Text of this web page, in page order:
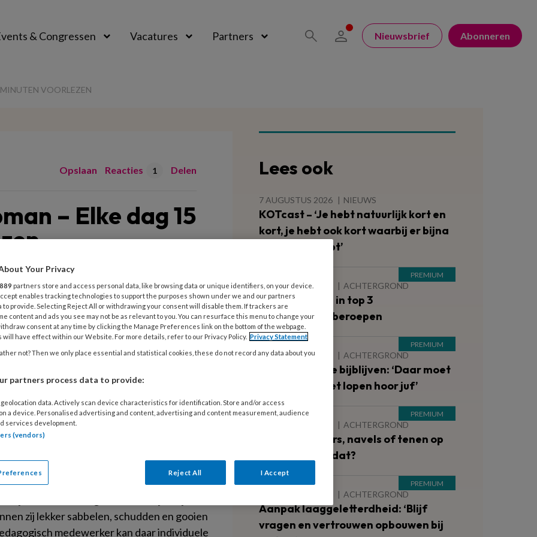
& Congressen Vacatures Partners Nieuwsbrief Abonneren
VOORLEZEN
Opslaan Reacties 1 Delen
– Elke dag 15
aan ieder kind! Dat voorkomt
het leesplezier. Deze boodschap
standaard mee aan
vaak een eyeopener dat je baby’s van
Ik laat zien hoe je baby’s voorleest, vertel
te onderscheiden zijn en hoe je hierop
passen bij de verschillende
gesprek hoe je het voorlezen een vast
succes? Goede afspraken maken met
boeken op de juiste plek en bouw een
bijvoorbeeld heel goed om boekjes bij het
zij lekker sabbelen, schudden en gooien
medewerker kan daar individuele
Lees ook
7 AUGUSTUS 2026 NIEUWS
KOTcast – ‘Je hebt natuurlijk kort en
kort, je hebt ook kort waarbij er bijna
een bil uitfloept’
7 AUGUSTUS 2026 ACHTERGROND
Kinderopvang in top 3
ziekteverzuimberoepen
6 AUGUSTUS 2026 ACHTERGROND
Kinderen die je bijblijven: ‘Daar moet
je ’s avonds niet lopen hoor juf’
ACHTERGROND
Blote schouders, navels of tenen op
de groep: kan dat?
ACHTERGROND
Aanpak laaggeletterdheid: ‘Blijf
vragen en vertrouwen opbouwen bij
Your Privacy
889 partners store and access personal data, like browsing data or unique identifiers, on your device.
enables tracking technologies to support the purposes shown under we and our partners
to provide. Selecting Reject All or withdrawing your consent will disable them. If trackers are
content and ads you see may not be as relevant to you. You can resurface this menu to change your
consent at any time by clicking the Manage Preferences link on the bottom of the webpage.
will have effect within our Website. For more details, refer to our Privacy Policy. Privacy Statement
not? Then we only place essential and statistical cookies, these do not record any data about you
partners process data to provide:
data. Actively scan device characteristics for identification. Store and/or access
a device. Personalised advertising and content, advertising and content measurement, audience
services development.
(vendors)
Reject All I Accept